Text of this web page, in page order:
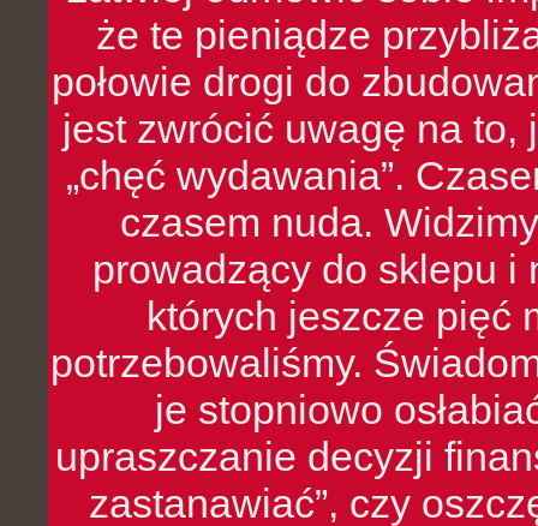
że te pieniądze
połowie drogi do
jest zwrócić uwagę na to,
„chęć wydawania”.
czasem nuda.
prowadzący do sklepu i
których jeszcze pięć
potrzebowaliśmy.
je stopniowo
upraszczanie decyzji
zastanawiać”, czy